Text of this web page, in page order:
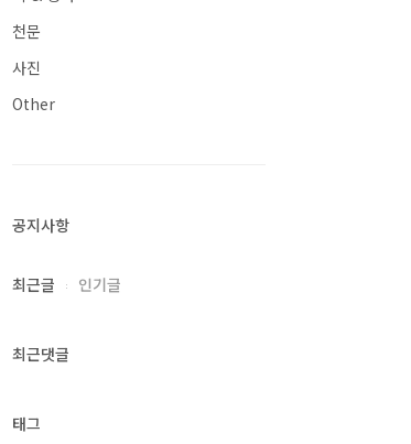
천문
사진
Other
공지사항
최근글 인기글
최근댓글
태그